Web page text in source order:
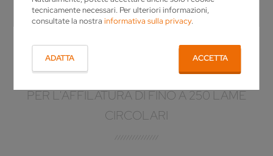
tecnicamente necessari. Per ulteriori informazioni,
consultate la nostrainformativa sulla privacy.
ADATTA ACCETTA
SISTEMA DI ROBOT ND 230
PER L'AFFILATURA DI FINO A 250 LAME
CIRCOLARI